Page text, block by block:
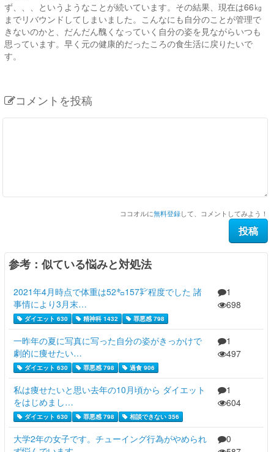
ず、、、というようなことが続いています。その結果、現在は66㎏
までリバウンドしてしまいました。こんなにも自分のことが管理で
きないのかと、だんだん醜くなっていく自分の姿を見ながらいつも
思っています。早く元の健康的だったころの食生活に戻りたいで
す。
コメントを投稿
ココオルに無料登録して、コメントしてみよう！
参考：似ている悩みと対処法
2021年4月時点で体重は52㌔157㌢程度でした 諸
事情により3月末…
ダイエット 630 精神科 1432 罪悪感 798
1
698
一昨年の夏に写真に写った自分の姿がきっかけで
劇的に痩せたい…
ダイエット 630 罪悪感 798 過食 906
1
497
私は痩せたいと思い去年の10月頃から ダイエット
をはじめまし…
ダイエット 630 罪悪感 798 相談できない 356
1
604
大学2年の女子です。チューイング行為がやめられ
0